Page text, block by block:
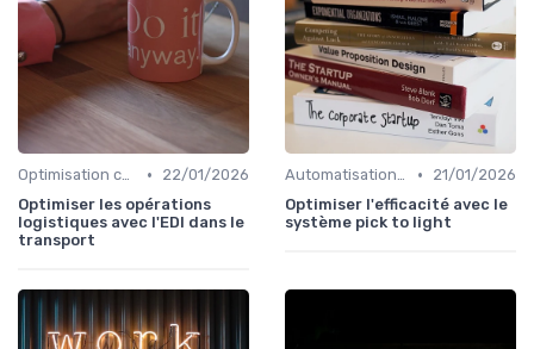
Optimisation coûts •
22/01/2026
Optimiser les opérations
logistiques avec l'EDI dans le
transport
Automatisation processus •
21/01/2026
Optimiser l'efficacité avec le
système pick to light